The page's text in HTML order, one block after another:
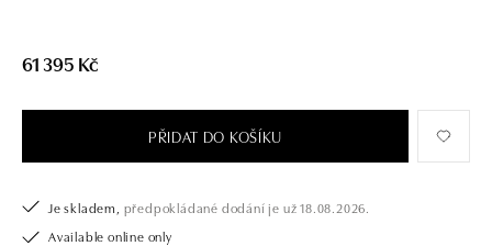
61 395 Kč
PŘIDAT DO KOŠÍKU
Je skladem, předpokládané dodání je už 18.08.2026.
Available online only